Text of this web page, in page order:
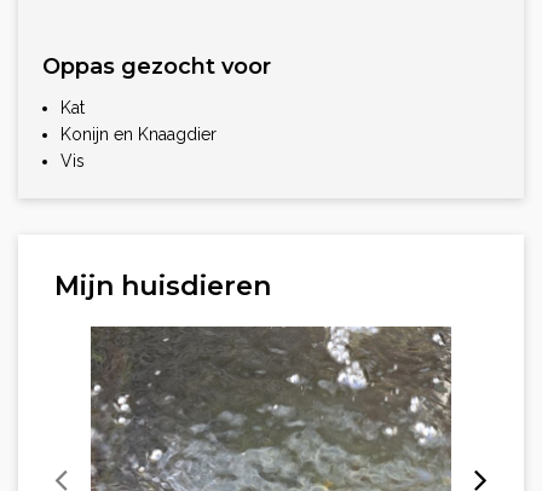
Oppas gezocht voor
Kat
Konijn en Knaagdier
Vis
Mijn huisdieren